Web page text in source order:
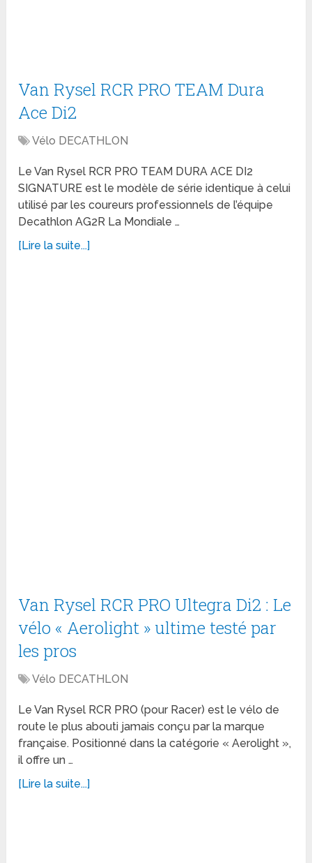
Van Rysel RCR PRO TEAM Dura
Ace Di2
Vélo DECATHLON
Le Van Rysel RCR PRO TEAM DURA ACE DI2
SIGNATURE est le modèle de série identique à celui
utilisé par les coureurs professionnels de l’équipe
Decathlon AG2R La Mondiale …
[Lire la suite...]
Van Rysel RCR PRO Ultegra Di2 : Le
vélo « Aerolight » ultime testé par
les pros
Vélo DECATHLON
Le Van Rysel RCR PRO (pour Racer) est le vélo de
route le plus abouti jamais conçu par la marque
française. Positionné dans la catégorie « Aerolight »,
il offre un …
[Lire la suite...]